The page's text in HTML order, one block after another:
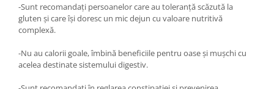
Reflux Gastro-Esofagian
Remineralizare
Sindromul colonului iritabil
Sinuzită
-Sunt recomandați persoanelor care au toleranță scăzută la
gluten și care își doresc un mic dejun cu valoare nutritivă
complexă.
-Nu au calorii goale, îmbină beneficiile pentru oase și mușchi cu
acelea destinate sistemului digestiv.